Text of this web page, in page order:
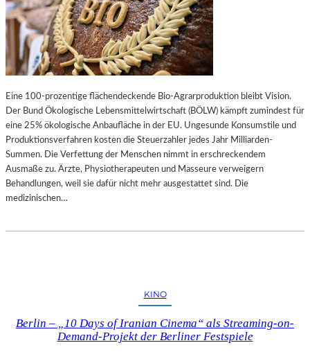
Eine 100-prozentige flächendeckende Bio-Agrarproduktion bleibt Vision.
Der Bund Ökologische Lebensmittelwirtschaft (BÖLW) kämpft zumindest für
eine 25% ökologische Anbaufläche in der EU. Ungesunde Konsumstile und
Produktionsverfahren kosten die Steuerzahler jedes Jahr Milliarden-
Summen. Die Verfettung der Menschen nimmt in erschreckendem
Ausmaße zu. Ärzte, Physiotherapeuten und Masseure verweigern
Behandlungen, weil sie dafür nicht mehr ausgestattet sind. Die
medizinischen…
KINO
Berlin – „10 Days of Iranian Cinema“ als Streaming-on-
Demand-Projekt der Berliner Festspiele